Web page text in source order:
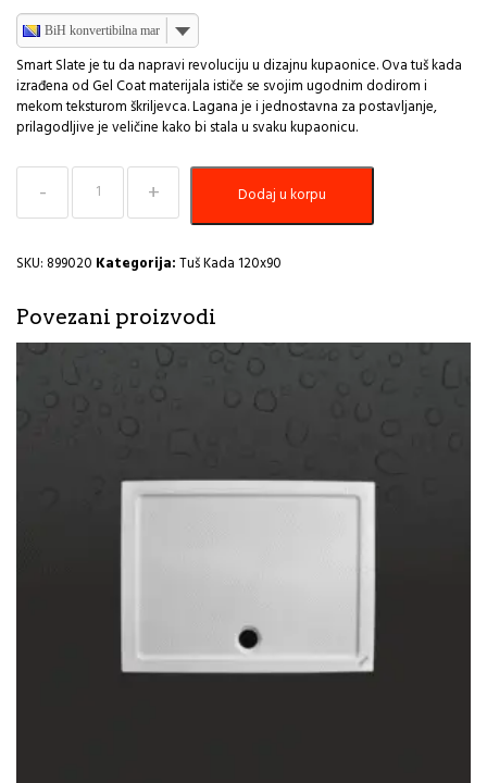
BiH konvertibilna marka
Smart Slate je tu da napravi revoluciju u dizajnu kupaonice. Ova tuš kada
izrađena od Gel Coat materijala ističe se svojim ugodnim dodirom i
mekom teksturom škriljevca. Lagana je i jednostavna za postavljanje,
prilagodljive je veličine kako bi stala u svaku kupaonicu.
Tuš
kada
umjetni
bijela
120x90
količina
Dodaj u korpu
SKU: 899020 Kategorija:Tuš Kada 120x90
Povezani proizvodi